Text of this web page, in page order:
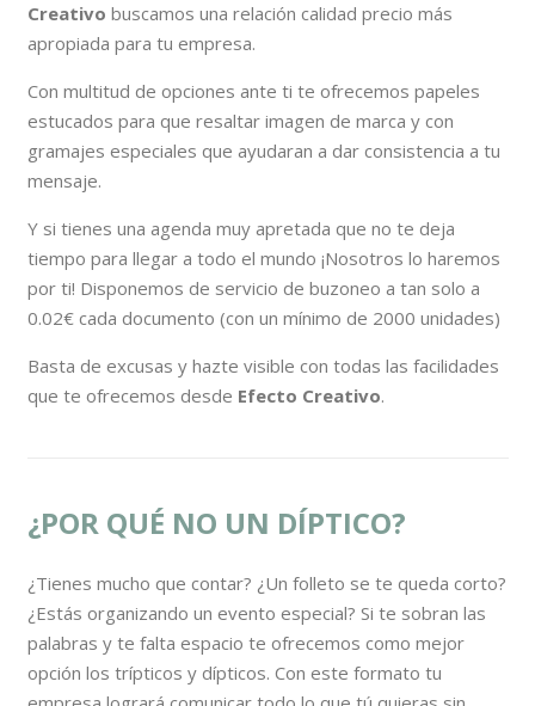
Creativo buscamos una relación calidad precio más
apropiada para tu empresa.
Con multitud de opciones ante ti te ofrecemos papeles
estucados para que resaltar imagen de marca y con
gramajes especiales que ayudaran a dar consistencia a tu
mensaje.
Y si tienes una agenda muy apretada que no te deja
tiempo para llegar a todo el mundo ¡Nosotros lo haremos
por ti! Disponemos de servicio de buzoneo a tan solo a
0.02€ cada documento (con un mínimo de 2000 unidades)
Basta de excusas y hazte visible con todas las facilidades
que te ofrecemos desde Efecto Creativo.
¿POR QUÉ NO UN DÍPTICO?
¿Tienes mucho que contar? ¿Un folleto se te queda corto?
¿Estás organizando un evento especial? Si te sobran las
palabras y te falta espacio te ofrecemos como mejor
opción los trípticos y dípticos. Con este formato tu